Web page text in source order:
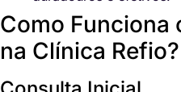
Como Funciona
na Clínica Refio?